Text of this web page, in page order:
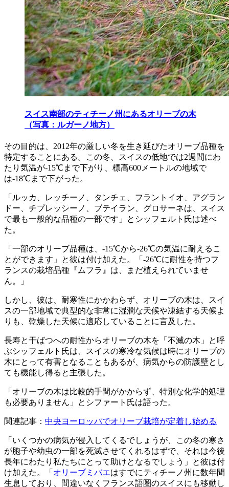
スイス南部のティチーノ州にあるオリーブの木
（写真：ルガーノ地方）
その目的は、2012年の厳しい冬を生き延びたオリーブ品種を
特定することにある。この冬、スイスの低地では2週間にわ
たり気温が-15℃まで下がり、標高600メートルの地域で
は-18℃まで下がった。
「ルッカ、レッチーノ、タンチェ、フラントイオ、アグラン
ドー、チプレッシーノ、ブテイラン、グロサーネは、スイス
で最も一般的な品種の一部です」とシッフェルト氏は述べ
た。
「 一部のオリーブ品種は、-15℃から-26℃の気温に耐えるこ
とができます」と彼は付け加えた。「-26℃に耐性を持つフ
ランスの栽培品種『ムフラ』は、まだ植えられていませ
ん。」
しかし、彼は、耐寒性にかかわらず、オリーブの木は、スイ
スの一部地域で典型的な非常に湿潤な天候や凍結する天候よ
りも、乾燥した天候に適応していることに言及した。
長寿と干ばつへの耐性からオリーブの木を「不滅の木」と呼
ぶシッフェルト氏は、スイスの寒冷な気候は時にオリーブの
木にとって有害となることもあるが、病気からの防護壁とし
ても機能し得ると主張した。
「オリーブの木は比較的手間がかからず、特別な化学的処理
も必要ありません」とシファート氏は語った。
関連記事： 中央ヨーロッパでオリーブ栽培が定着し始める
「いくつかの病気が侵入してくるでしょうが、この冬の寒さ
が胞子や幼虫の一部を死滅させてくれるはずで、それは今後
長年にわたり私たちにとって助けとなるでしょう」と彼は付
け加えた。「 オリーブミバエはすでにティチーノ州に数年間
生息しており、間違いなくフランス語圏のスイスにも移動し